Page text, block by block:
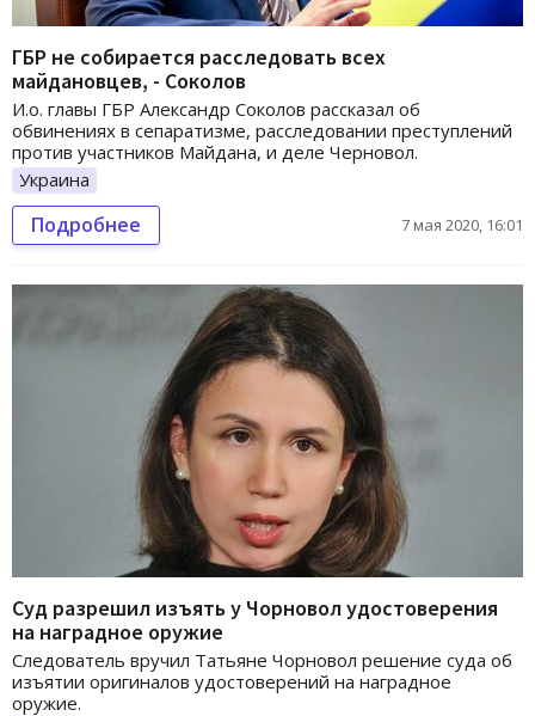
ГБР не собирается расследовать всех
майдановцев, - Соколов
И.о. главы ГБР Александр Соколов рассказал об
обвинениях в сепаратизме, расследовании преступлений
против участников Майдана, и деле Черновол.
Украина
Подробнее 7 мая 2020, 16:01
Суд разрешил изъять у Чорновол удостоверения
на наградное оружие
Следователь вручил Татьяне Чорновол решение суда об
изъятии оригиналов удостоверений на наградное
оружие.